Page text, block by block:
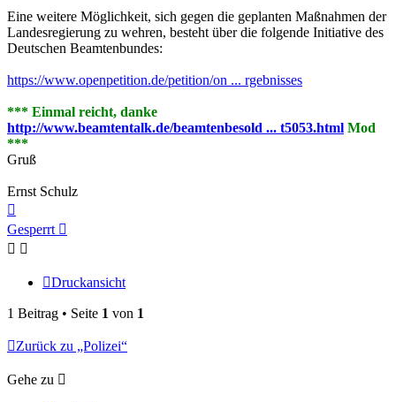
Eine weitere Möglichkeit, sich gegen die geplanten Maßnahmen der
Landesregierung zu wehren, besteht über die folgende Initiative des
Deutschen Beamtenbundes:
https://www.openpetition.de/petition/on ... rgebnisses
*** Einmal reicht, danke
http://www.beamtentalk.de/beamtenbesold ... t5053.html Mod
***
Gruß
Ernst Schulz
oben
Gesperrt
Druckansicht
1 Beitrag • Seite 1 von 1
Zurück zu „Polizei“
Gehe zu